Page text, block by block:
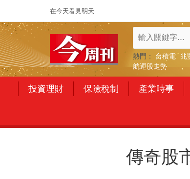
在今天看見明天
熱門： 台積電 兆
航運股走勢
投資理財 保險稅制 產業時事
傳奇股